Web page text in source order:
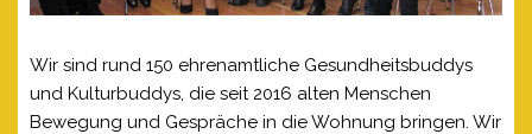
Wir sind rund 150 ehrenamtliche Gesundheitsbuddys
und Kulturbuddys, die seit 2016 alten Menschen
Bewegung und Gespräche in die Wohnung bringen. Wir